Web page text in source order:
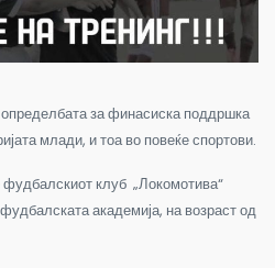
за финасиска поддршка
млади, и тоа во повеќе спортови.
клуб „Локомотива“
академија, на возраст од